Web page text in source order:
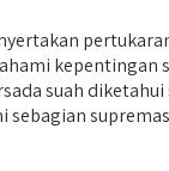
kepentingan
suah